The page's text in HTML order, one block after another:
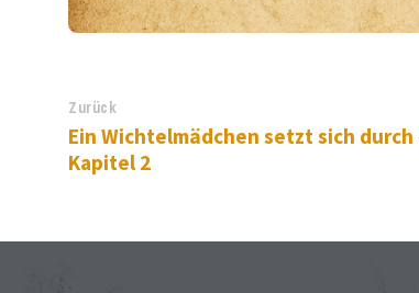
Zurück
Ein Wichtelmädchen setzt sich durch
Kapitel 2